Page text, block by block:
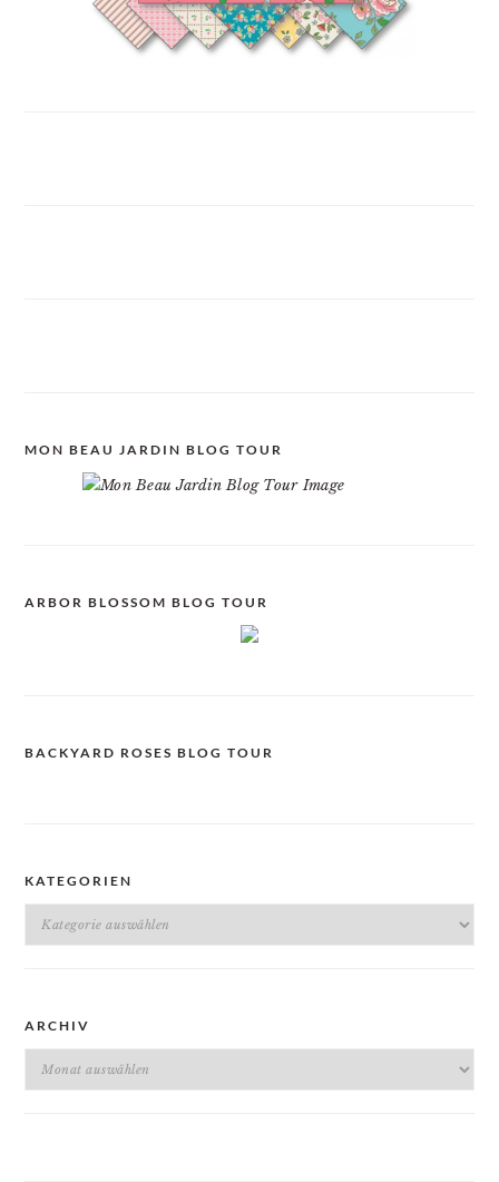
MON BEAU JARDIN BLOG TOUR
ARBOR BLOSSOM BLOG TOUR
BACKYARD ROSES BLOG TOUR
KATEGORIEN
Kategorien
ARCHIV
Archiv